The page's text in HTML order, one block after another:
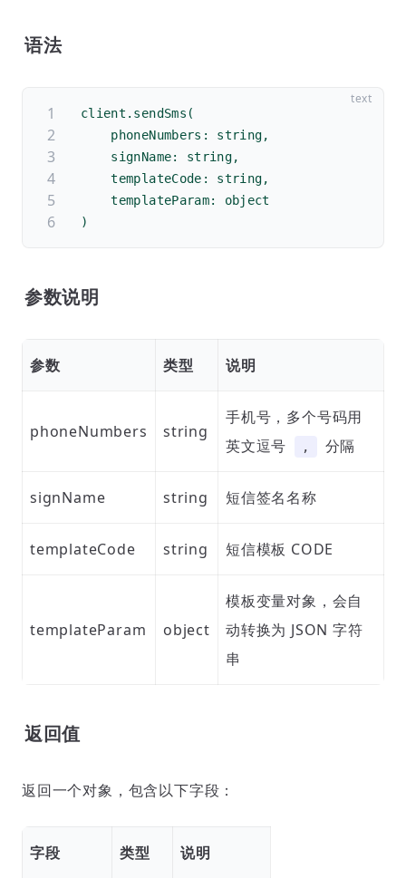
语法
client.sendSms(
    phoneNumbers: string,
    signName: string,
    templateCode: string,
    templateParam: object
)
参数说明
参数 类型 说明
phoneNumbers string
手机号，多个号码用
英文逗号
, 分隔
signName string 短信签名名称
templateCode string 短信模板 CODE
templateParam object
模板变量对象，会自
动转换为 JSON 字符
串
返回值
返回一个对象，包含以下字段：
字段 类型 说明